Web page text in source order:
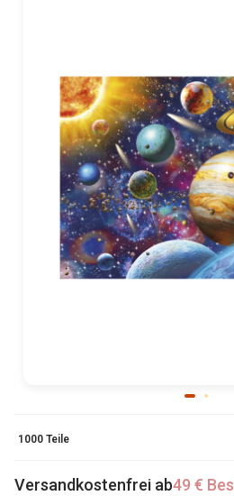
1000 Teile
Versandkostenfrei ab49 €